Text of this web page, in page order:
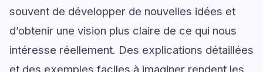
souvent de développer de nouvelles idées et
d’obtenir une vision plus claire de ce qui nous
intéresse réellement. Des explications détaillées
et des exemples faciles à imaginer rendent les